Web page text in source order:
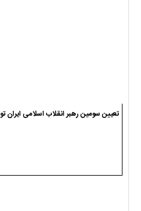
تعیین سومین رهبر انقلاب اسلامی